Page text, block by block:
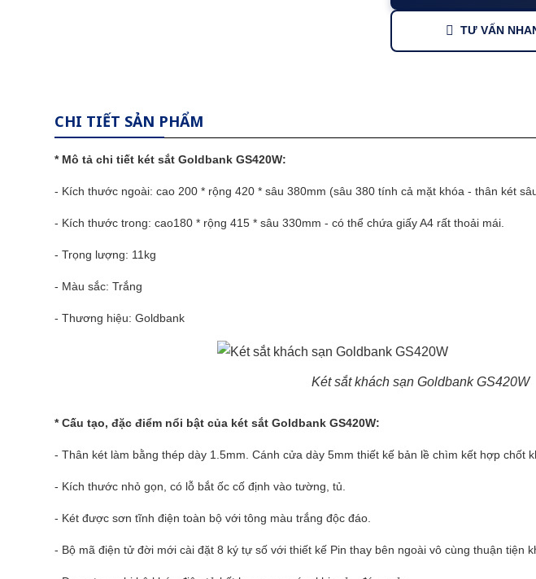
TƯ VẤN
CHI TIẾT SẢN PHẨM
* Mô tả chi tiết két sắt Goldbank GS420W:
- Kích thước ngoài: cao 200 * rộng 420 * sâu 380mm (sâu 380 tính cả mặt khóa - thân két
- Kích thước trong: cao180 * rộng 415 * sâu 330mm - có thể chứa giấy A4 rất thoải mái.
- Trọng lượng: 11kg
- Màu sắc: Trắng
- Thương hiệu: Goldbank
Két sắt khách sạn Goldbank GS420W
* Cấu tạo, đặc điểm nổi bật của két sắt Goldbank GS420W:
- Thân két làm bằng thép dày 1.5mm. Cánh cửa dày 5mm thiết kế bản lề chìm kết hợp chốt
- Kích thước nhỏ gọn, có lỗ bắt ốc cố định vào tường, tủ.
- Két được sơn tĩnh điện toàn bộ với tông màu trắng độc đáo.
- Bộ mã điện tử đời mới cài đặt 8 ký tự số với thiết kế Pin thay bên ngoài vô cùng thuận tiện